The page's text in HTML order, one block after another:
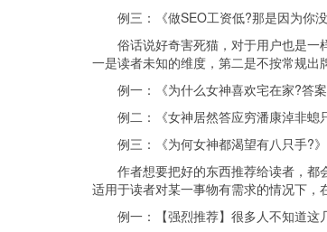
例三：《做SEO工资低?那是因为你
俗话说好奇害死猫，对于用户也是
一是读者未知的维度，第二是不按常规出
例一：《为什么女神喜欢宅在家?答
例二：《女神居然答应穷潘康淖非螅
例三：《为何女神都渴望有八只手?
作者想要把好的东西推荐给读者，
适用于读者对某一事物有需求的情况下，
例一：【强烈推荐】很多人不知道这